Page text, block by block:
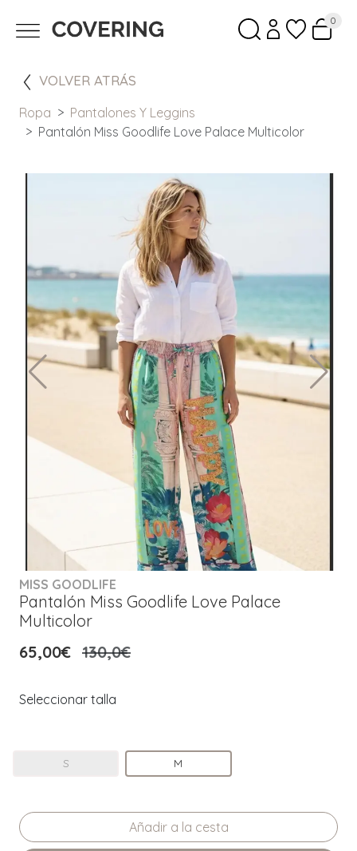
0
VOLVER ATRÁS
Ropa
Pantalones Y Leggins
Pantalón Miss Goodlife Love Palace Multicolor
MISS GOODLIFE
Pantalón Miss Goodlife Love Palace
Multicolor
65,00€ 130,0€
Seleccionar talla
S M